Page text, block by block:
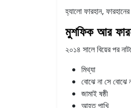
হ্যালো ফারহান,
মুশফিক আর
২০১৪ সালে বিয়ের পর
মিথ্যা
বোঝে না সে বোঝে
জামাই ষষ্ঠী
আহত পাখি